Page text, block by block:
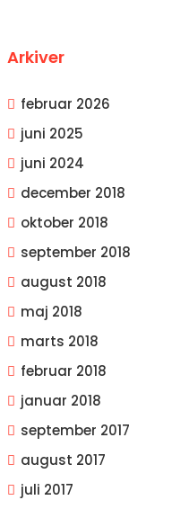
Arkiver
februar 2026
juni 2025
juni 2024
december 2018
oktober 2018
september 2018
august 2018
maj 2018
marts 2018
februar 2018
januar 2018
september 2017
august 2017
juli 2017